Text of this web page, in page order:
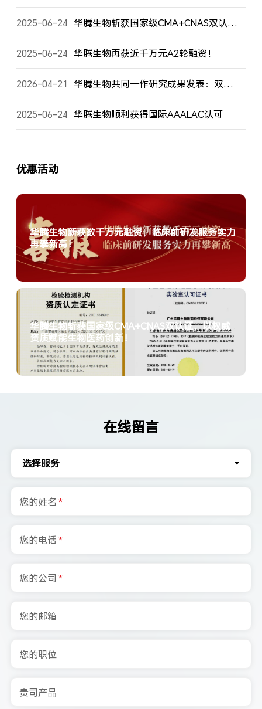
2025-06-24 华腾生物斩获国家级CMA+CNAS双认证，以权威资质赋能生物医药创新！
2025-06-24 华腾生物再获近千万元A2轮融资！
2026-04-21 华腾生物共同一作研究成果发表：双衍生化LC-MS/MS技术，为脂肪酸精准分析树立新标杆
2025-06-24 华腾生物顺利获得国际AAALAC认可
优惠活动
华腾生物新获数千万元融资，临床前研发服务实力
再攀新高！
华腾生物斩获国家级CMA+CNAS双认证，以权威
资质赋能生物医药创新！
在线留言
选择服务
您的姓名 *
您的电话*
您的公司 *
您的邮箱
您的职位
贵司产品